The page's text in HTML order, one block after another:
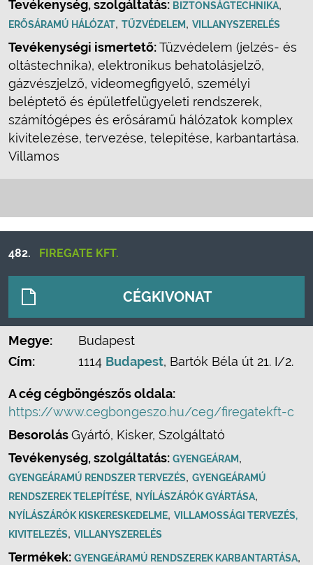
Tevékenység, szolgáltatás: BIZTONSÁGTECHNIKA,
ERŐSÁRAMÚ HÁLÓZAT, TŰZVÉDELEM, VILLANYSZERELÉS
Tevékenységi ismertető:Tűzvédelem (jelzés- és
oltástechnika), elektronikus behatolásjelző,
gázvészjelző, videomegfigyelő, személyi
beléptető és épületfelügyeleti rendszerek,
számítógépes és erősáramű hálózatok komplex
kivitelezése, tervezése, telepítése, karbantartása.
Villamos
482. FIREGATE KFT.
CÉGKIVONAT
Megye:
Budapest
Cím:
1114 Budapest, Bartók Béla út 21. I/2.
A cég cégböngészős oldala:
https://www.cegbongeszo.hu/ceg/firegatekft-c
BesorolásGyártó, Kisker, Szolgáltató
Tevékenység, szolgáltatás: GYENGEÁRAM,
GYENGEÁRAMÚ RENDSZER TERVEZÉS, GYENGEÁRAMÚ
RENDSZEREK TELEPÍTÉSE, NYÍLÁSZÁRÓK GYÁRTÁSA,
NYÍLÁSZÁRÓK KISKERESKEDELME, VILLAMOSSÁGI TERVEZÉS,
KIVITELEZÉS, VILLANYSZERELÉS
Termékek: GYENGEÁRAMÚ RENDSZEREK KARBANTARTÁSA,